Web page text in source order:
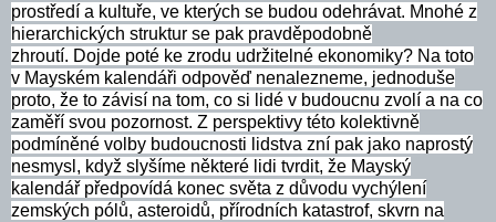
prostředí a kultuře, ve kterých se budou odehrávat. Mnohé z
hierarchických struktur se pak pravděpodobně
zhroutí. Dojde poté ke zrodu udržitelné ekonomiky? Na toto
v Mayském kalendáři odpověď nenalezneme, jednoduše
proto, že to závisí na tom, co si lidé v budoucnu zvolí a na co
zaměří svou pozornost. Z perspektivy této kolektivně
podmíněné volby budoucnosti lidstva zní pak jako naprostý
nesmysl, když slyšíme některé lidi tvrdit, že Mayský
kalendář předpovídá konec světa z důvodu vychýlení
zemských pólů, asteroidů, přírodních katastrof, skvrn na